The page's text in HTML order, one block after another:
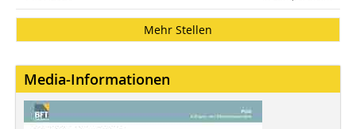
Mehr Stellen
Media-Informationen